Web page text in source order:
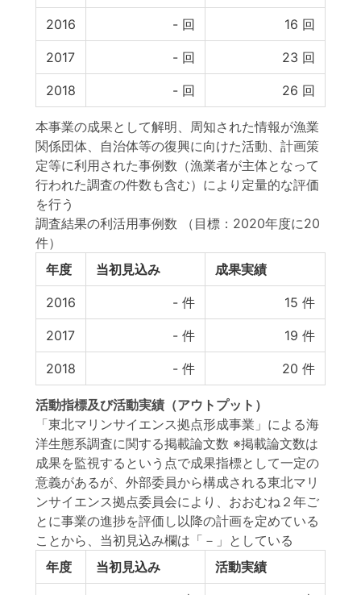
2016 - 回 16 回
2017 - 回 23 回
2018 - 回 26 回
本事業の成果として解明、周知された情報が漁業
関係団体、自治体等の復興に向けた活動、計画策
定等に利用された事例数（漁業者が主体となって
行われた調査の件数も含む）により定量的な評価
を行う
調査結果の利活用事例数
（目標：2020年度に20
件）
年度
当初見込み 成果実績
2016 - 件 15 件
2017 - 件 19 件
2018 - 件 20 件
活動指標及び活動実績 （アウトプット）
「東北マリンサイエンス拠点形成事業」による海
洋生態系調査に関する掲載論文数 ※掲載論文数は
成果を監視するという点で成果指標として一定の
意義があるが、外部委員から構成される東北マリ
ンサイエンス拠点委員会により、おおむね２年ご
とに事業の進捗を評価し以降の計画を定めている
ことから、当初見込み欄は「－」としている
年度
当初見込み 活動実績